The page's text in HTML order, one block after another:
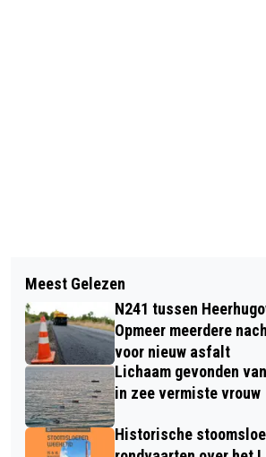
JARIG TAQA THEATER DE
TRAKTEERT ALKMAAR OP
VRIJKAARTJES
OPRUIMACTIE VAN
STATION ALKMAAR
Meest Gelezen
N241 tussen
Opmeer meerdere
voor nieuw asfalt
Lichaam gevonden
in zee vermiste vrouw
Historische